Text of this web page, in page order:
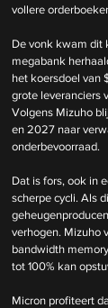
vollere
De vonk kwam dit
megabank
het koersdoel van
grote leveranciers
Volgens Mizuho
en 2027 naar
onderbevoorraad.
Dat is fors, ook in
scherpe cycli. Als
verhogen. Mizuho
bandwidth
tot 100% kan
Micron profiteert